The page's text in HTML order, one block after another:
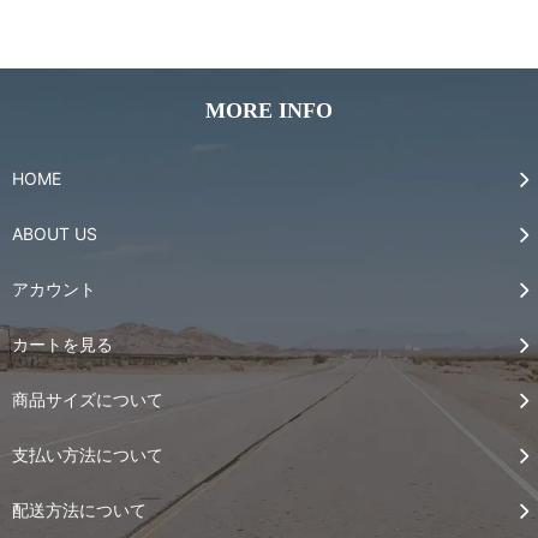
MORE INFO
HOME
ABOUT US
アカウント
カートを見る
商品サイズについて
支払い方法について
配送方法について